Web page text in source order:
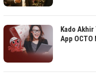
Kado
App OCTO